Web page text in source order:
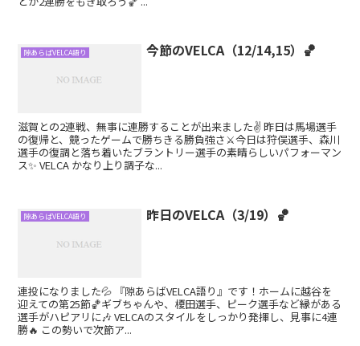
隙あらばVELCA語り 今節のVELCA（12/14,15）🏀
滋賀との2連戦、無事に連勝することが出来ました✌️ 昨日は馬場選手
の復帰と、競ったゲームで勝ちきる勝負強さ⚔️今日は狩俣選手、森川
選手の復調と落ち着いたブラントリー選手の素晴らしいパフォーマン
ス✨ VELCA かなり上り調子な...
隙あらばVELCA語り 昨日のVELCA（3/19）🏀
連投になりました💦 『隙あらばVELCA語り』です！ホームに越谷を
迎えての第25節🏀ギブちゃんや、榎田選手、ピーク選手など縁がある
選手がハピアリに🎶 VELCAのスタイルをしっかり発揮し、見事に4連
勝🔥 この勢いで次節ア...